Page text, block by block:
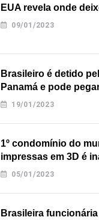
EUA revela onde
09/01/2023
Brasileiro é detido
Panamá e pode
nos EUA
19/01/2023
1º condomínio do
impressas em 3D é
Texas
05/01/2023
Brasileira